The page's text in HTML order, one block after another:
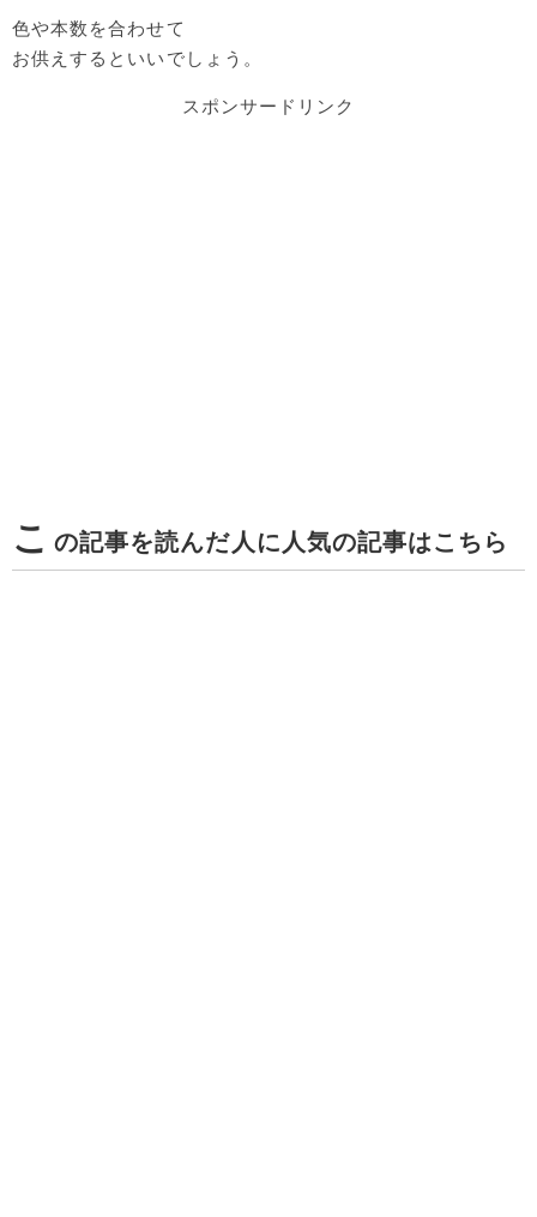
色や本数を合わせて
お供えするといいでしょう。
スポンサードリンク
こ の記事を読んだ人に人気の記事はこちら